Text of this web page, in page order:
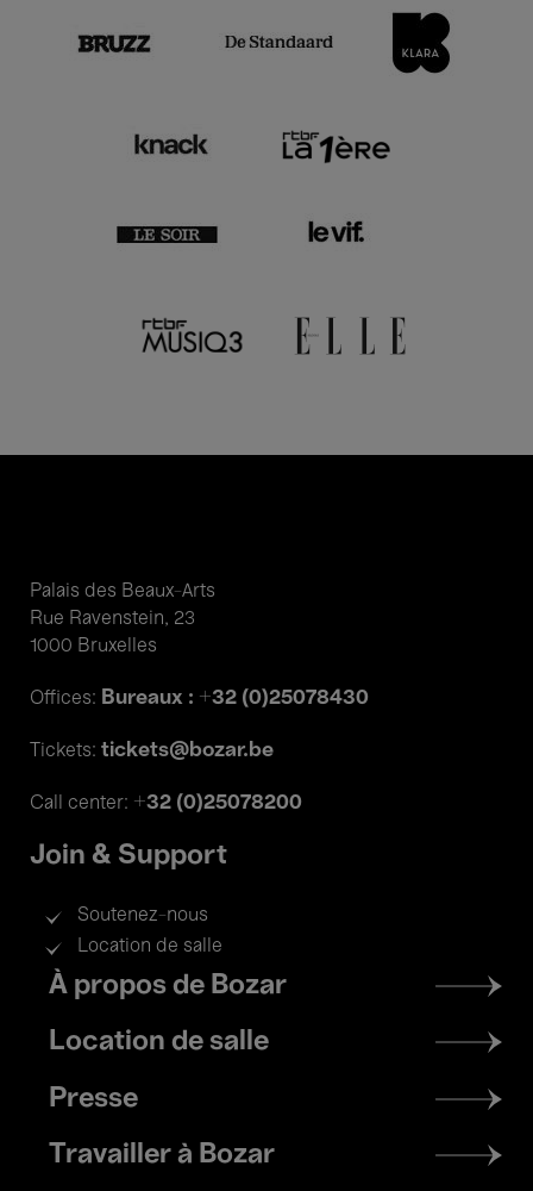
Palais des Beaux-Arts
Rue Ravenstein, 23
1000 Bruxelles
Offices: Bureaux : +32 (0)25078430
Tickets: tickets@bozar.be
Call center: +32 (0)25078200
Join & Support
Soutenez-nous
Location de salle
Footer
menu
À propos de Bozar
Location de salle
Presse
Travailler à Bozar